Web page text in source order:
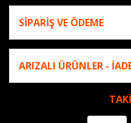
SİPARİŞ VE ÖDEME
ARIZALI ÜRÜNLER -